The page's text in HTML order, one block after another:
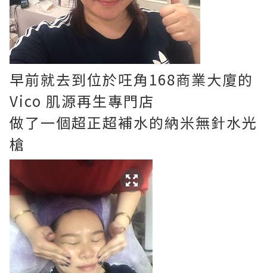
早前就去到位於㕵角168商業大廈的
Vico 肌源再生專門店
做了一個超正超補水的納米無針水光
槍